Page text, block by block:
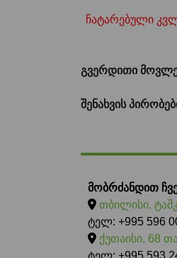
ჩატარებული
გვერდითი
შენახვის
მობრძანდით
თბილისი,
ტელ: +995 596
ქუთაისი, 68